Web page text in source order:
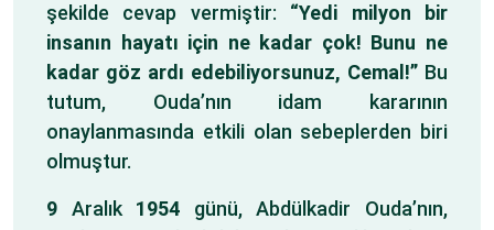
şekilde cevap vermiştir: “Yedi milyon bir
insanın hayatı için ne kadar çok! Bunu ne
kadar göz ardı edebiliyorsunuz, Cemal!” Bu
tutum, Ouda’nın idam kararının
onaylanmasında etkili olan sebeplerden biri
olmuştur.
9 Aralık 1954 günü, Abdülkadir Ouda’nın,